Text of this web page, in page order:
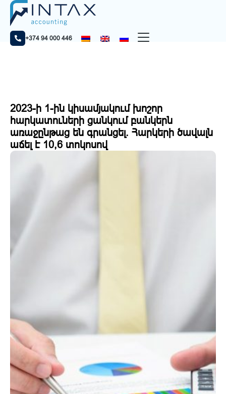
+374 94 000 446
Home
2023-ի 1-ին կիսամյակում խոշոր հարկատուների ցանկում
բանկերն առաջընթաց են գրանցել. Հարկերի ծավալն աճել է
10,6 տոկոսով
2023-ի 1-ին կիսամյակում խոշոր
հարկատուների ցանկում բանկերն
առաջընթաց են գրանցել. Հարկերի ծավալն
աճել է 10,6 տոկոսով